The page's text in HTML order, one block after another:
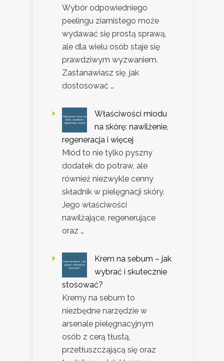
Wybór odpowiedniego
peelingu ziarnistego może
wydawać się prostą sprawą,
ale dla wielu osób staje się
prawdziwym wyzwaniem.
Zastanawiasz się, jak
dostosować …
Właściwości miodu
na skórę: nawilżenie,
regeneracja i więcej
Miód to nie tylko pyszny
dodatek do potraw, ale
również niezwykle cenny
składnik w pielęgnacji skóry.
Jego właściwości
nawilżające, regenerujące
oraz …
Krem na sebum – jak
wybrać i skutecznie
stosować?
Kremy na sebum to
niezbędne narzędzie w
arsenale pielęgnacyjnym
osób z cerą tłustą,
przetłuszczającą się oraz